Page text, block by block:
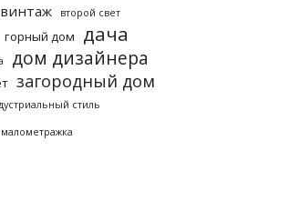
винтаж второй свет
горный дом дача
дом дизайнера
загородный дом
стиль
малометражка